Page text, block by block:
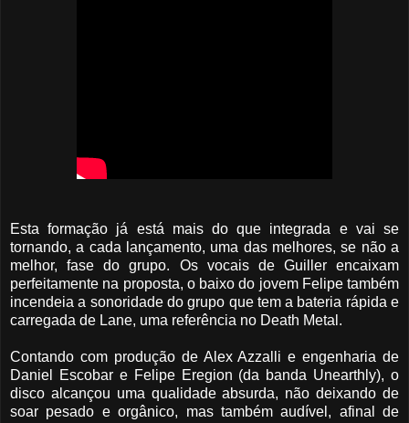
Esta formação já está mais do que integrada e vai se
tornando, a cada lançamento, uma das melhores, se não a
melhor, fase do grupo. Os vocais de Guiller encaixam
perfeitamente na proposta, o baixo do jovem Felipe também
incendeia a sonoridade do grupo que tem a bateria rápida e
carregada de Lane, uma referência no Death Metal.
Contando com produção de Alex Azzalli e engenharia de
Daniel Escobar e Felipe Eregion (da banda Unearthly), o
disco alcançou uma qualidade absurda, não deixando de
soar pesado e orgânico, mas também audível, afinal de